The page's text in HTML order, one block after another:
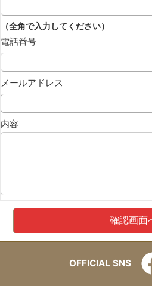
（全角で入力してください）
電話番号
メールアドレス
内容
OFFICIAL SNS